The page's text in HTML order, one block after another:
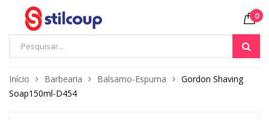
0
Início Barbearia Balsamo-Espuma
Gordon Shaving
Soap150ml-D454